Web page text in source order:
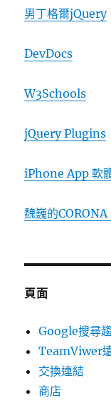
男丁格爾jQuery
DevDocs
W3Schools
jQuery Plugins
iPhone App 軟
魏巍的
頁面
Google搜尋
TeamViwer
交換連結
商店